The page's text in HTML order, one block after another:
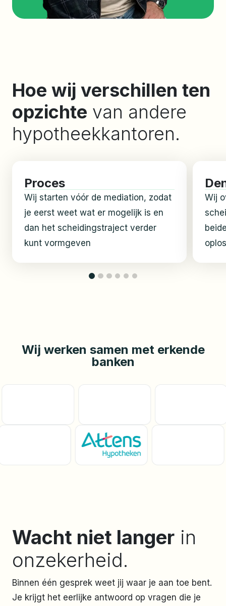
Hoe wij verschillen ten
opzichte van andere
hypotheekkantoren.
Proces
Wij starten vóór de mediation, zodat
je eerst weet wat er mogelijk is en
dan het scheidingstraject verder
kunt vormgeven
Wij
Wij werken samen met erkende
banken
Wacht niet langer in
onzekerheid.
Binnen één gesprek weet jij waar je aan toe bent.
Je krijgt het eerlijke antwoord op vragen die je